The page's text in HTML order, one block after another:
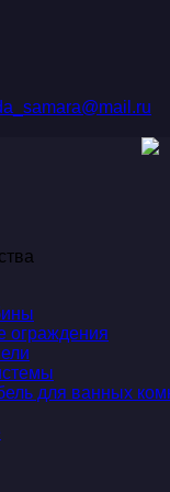
ограждения
для ванных